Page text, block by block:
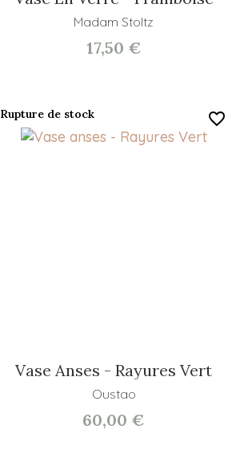
Madam Stoltz
17,50 €
Vase Anses - Rayures Vert
Oustao
60,00 €
Rupture de stock favorite_border